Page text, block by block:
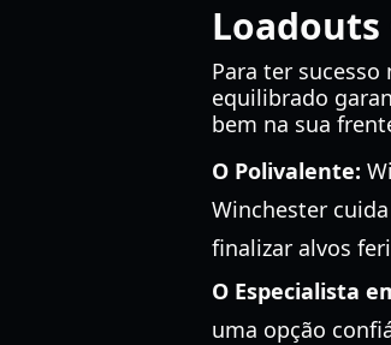
Loadouts
Para ter
equilibrado
bem na sua
O Polivalente:
Winchester
finalizar alvos
O Especialista
uma opção